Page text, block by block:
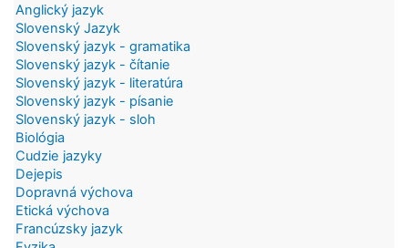
Anglický jazyk
Slovenský Jazyk
Slovenský jazyk - gramatika
Slovenský jazyk - čítanie
Slovenský jazyk - literatúra
Slovenský jazyk - písanie
Slovenský jazyk - sloh
Biológia
Cudzie jazyky
Dejepis
Dopravná výchova
Etická výchova
Francúzsky jazyk